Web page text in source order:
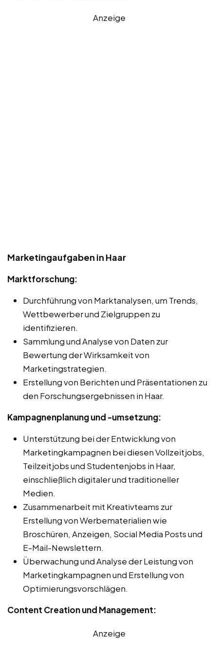
Anzeige
Marketingaufgaben in Haar
Marktforschung:
Durchführung von Marktanalysen, um Trends,
Wettbewerber und Zielgruppen zu
identifizieren.
Sammlung und Analyse von Daten zur
Bewertung der Wirksamkeit von
Marketingstrategien.
Erstellung von Berichten und Präsentationen zu
den Forschungsergebnissen in Haar.
Kampagnenplanung und -umsetzung:
Unterstützung bei der Entwicklung von
Marketingkampagnen bei diesen Vollzeitjobs,
Teilzeitjobs und Studentenjobs in Haar,
einschließlich digitaler und traditioneller
Medien.
Zusammenarbeit mit Kreativteams zur
Erstellung von Werbematerialien wie
Broschüren, Anzeigen, Social Media Posts und
E-Mail-Newslettern.
Überwachung und Analyse der Leistung von
Marketingkampagnen und Erstellung von
Optimierungsvorschlägen.
Content Creation und Management:
Anzeige